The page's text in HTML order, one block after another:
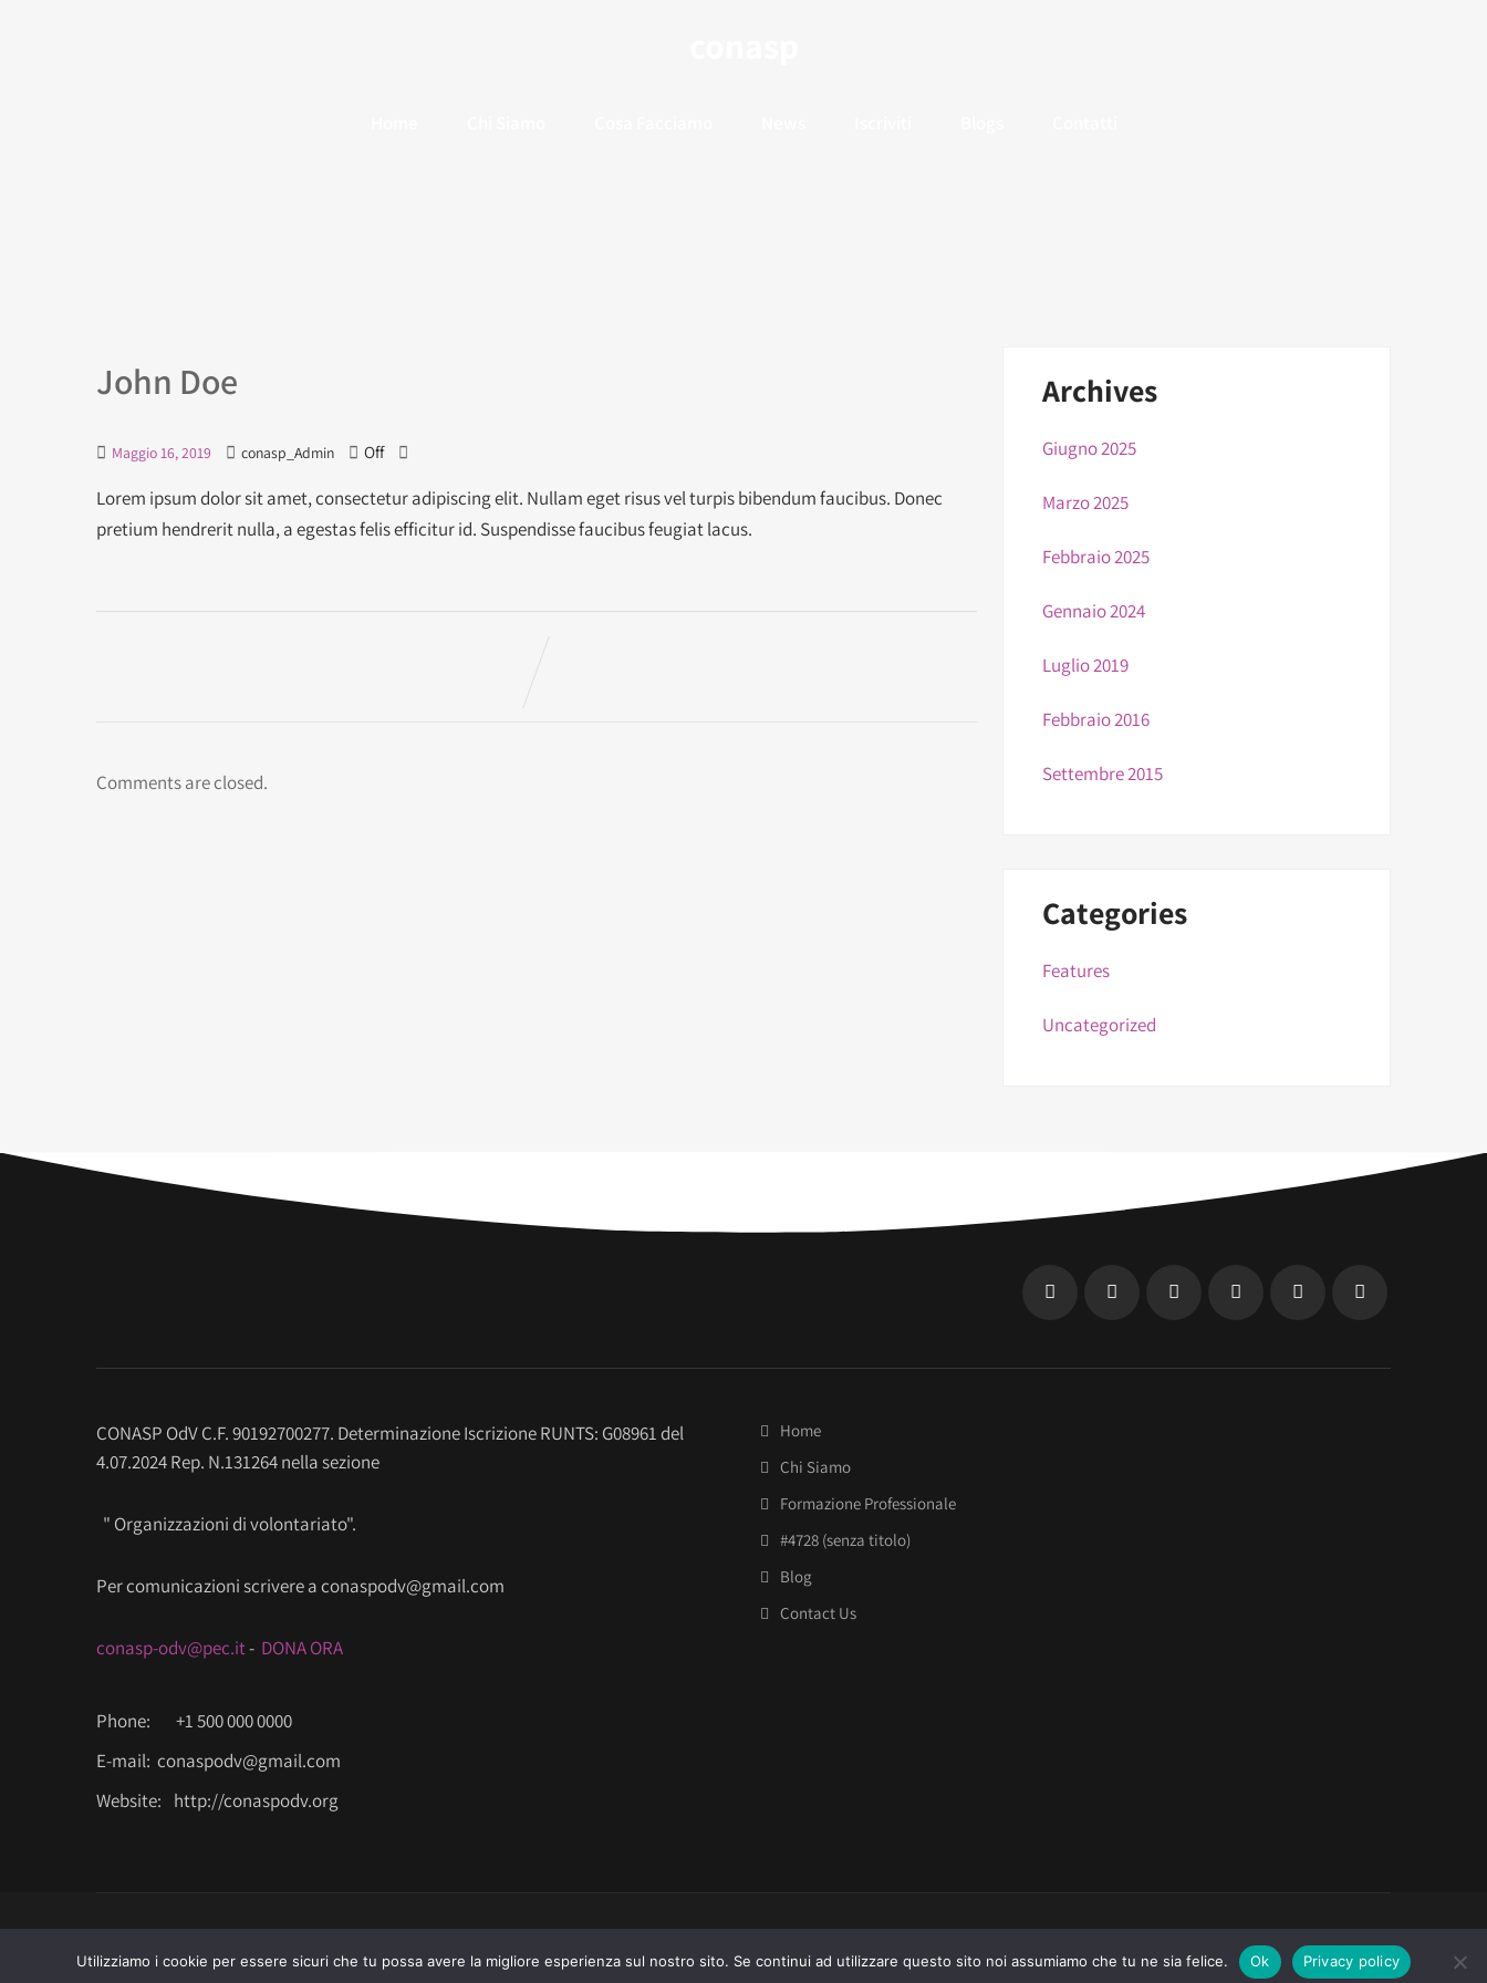
John Doe
Maggio 16, 2019 conasp_Admin Off
Lorem ipsum dolor sit amet, consectetur adipiscing elit. Nullam eget risus vel turpis bibendum faucibus. Donec
pretium hendrerit nulla, a egestas felis efficitur id. Suspendisse faucibus feugiat lacus.
Comments are closed.
Archives
Giugno 2025
Marzo 2025
Febbraio 2025
Gennaio 2024
Luglio 2019
Febbraio 2016
Settembre 2015
Categories
Features
Uncategorized
CONASP OdV C.F. 90192700277. Determinazione Iscrizione RUNTS: G08961 del
4.07.2024 Rep. N.131264 nella sezione
" Organizzazioni di volontariato".
Per comunicazioni scrivere a conaspodv@gmail.com
conasp-odv@pec.it- DONA ORA
Phone:
+1 500 000 0000
E-mail: conaspodv@gmail.com
Website: http://conaspodv.org
Home
Chi Siamo
Formazione Professionale
#4728 (senza titolo)
Blog
Contact Us
Design by Dr.phone Avezzano
Utilizziamo i cookie per essere sicuri che tu possa avere la migliore esperienza sul nostro sito. Se continui ad utilizzare questo sito noi assumiamo che tu ne sia felice. Ok Privacy policy